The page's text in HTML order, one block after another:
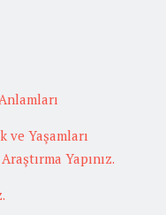
ve Yaşamları
Yapınız.